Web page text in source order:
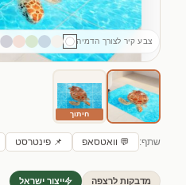
צבע קיר לצורך הדמיה
חיתוך
שתף: 💬 וואטסאפ 📌 פינטרסט
מדבקות לרצפה ייצור ישראל